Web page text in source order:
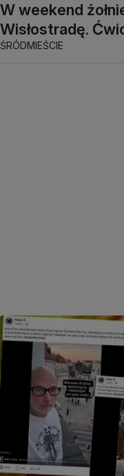
W weekend
Wisłostradę.
ŚRÓDMIEŚCIE